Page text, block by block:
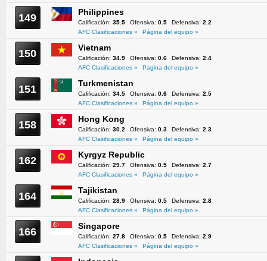
149 Philippines
Calificación: 35.5 Ofensiva: 0.5 Defensiva: 2.2
AFC Clasificaciones »
Página del equipo »
150 Vietnam
Calificación: 34.9 Ofensiva: 0.6 Defensiva: 2.4
AFC Clasificaciones »
Página del equipo »
151 Turkmenistan
Calificación: 34.5 Ofensiva: 0.6 Defensiva: 2.5
AFC Clasificaciones »
Página del equipo »
158 Hong Kong
Calificación: 30.2 Ofensiva: 0.3 Defensiva: 2.3
AFC Clasificaciones »
Página del equipo »
162 Kyrgyz Republic
Calificación: 29.7 Ofensiva: 0.5 Defensiva: 2.7
AFC Clasificaciones »
Página del equipo »
164 Tajikistan
Calificación: 28.9 Ofensiva: 0.5 Defensiva: 2.8
AFC Clasificaciones »
Página del equipo »
166 Singapore
Calificación: 27.8 Ofensiva: 0.5 Defensiva: 2.9
AFC Clasificaciones »
Página del equipo »